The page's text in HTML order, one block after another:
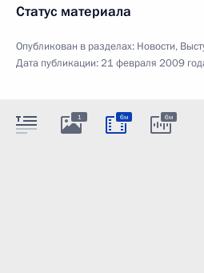
Статус материала
Опубликован в разделах: Новости,
Дата публикации:21 февраля 2009
1 6м 6м